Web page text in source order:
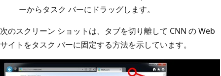
ーからタスク バーにドラッグします。
次のスクリーン ショットは、タブを切り離して CNN の Web
サイトをタスク バーに固定する方法を示しています。